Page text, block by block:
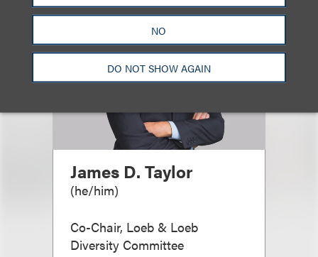
NO
DO NOT SHOW AGAIN
James D. Taylor
(he/him)
Co-Chair, Loeb & Loeb
Diversity Committee